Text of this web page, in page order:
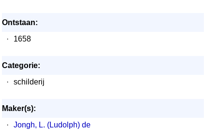
Ontstaan:
·
1658
Categorie:
·
schilderij
Maker(s):
·
Jongh, L. (Ludolph) de